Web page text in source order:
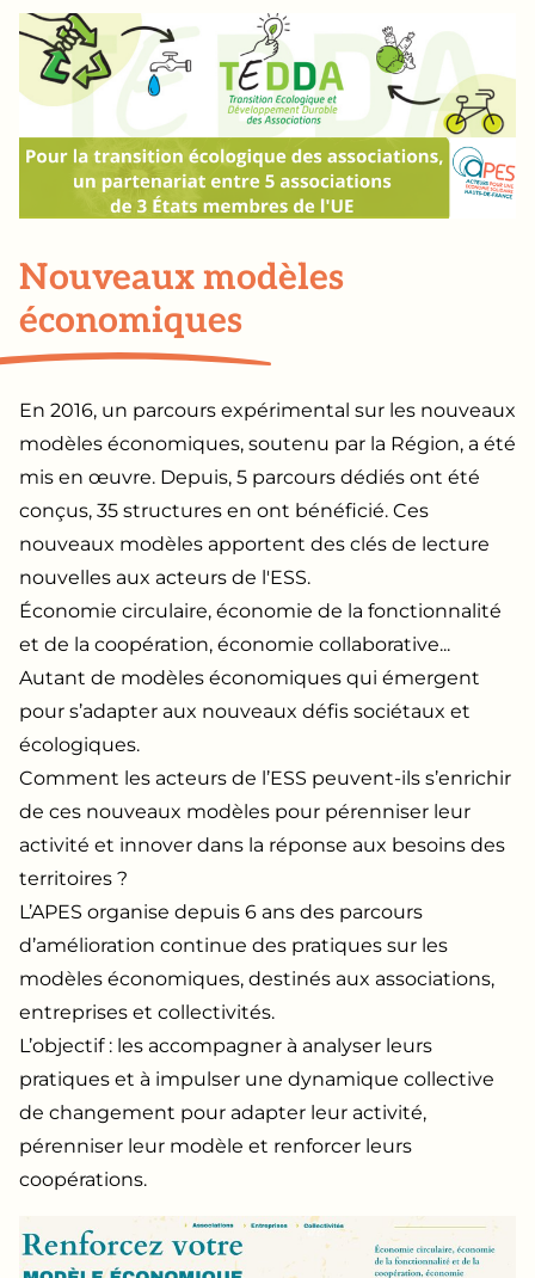
Nouveaux modèles
économiques
En 2016, un parcours expérimental sur les nouveaux
modèles économiques, soutenu par la Région, a été
mis en œuvre. Depuis, 5 parcours dédiés ont été
conçus, 35 structures en ont bénéficié. Ces
nouveaux modèles apportent des clés de lecture
nouvelles aux acteurs de l'ESS.
Économie circulaire, économie de la fonctionnalité
et de la coopération, économie collaborative...
Autant de modèles économiques qui émergent
pour s’adapter aux nouveaux défis sociétaux et
écologiques.
Comment les acteurs de l’ESS peuvent-ils s’enrichir
de ces nouveaux modèles pour pérenniser leur
activité et innover dans la réponse aux besoins des
territoires ?
L’APES organise depuis 6 ans des parcours
d’amélioration continue des pratiques sur les
modèles économiques, destinés aux associations,
entreprises et collectivités.
L’objectif : les accompagner à analyser leurs
pratiques et à impulser une dynamique collective
de changement pour adapter leur activité,
pérenniser leur modèle et renforcer leurs
coopérations.